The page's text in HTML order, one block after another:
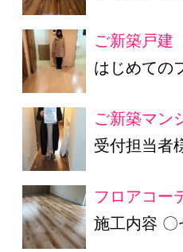
ご新築戸
はじめての
ご新築マ
受付担当者
フロアコー
施工内容 〇